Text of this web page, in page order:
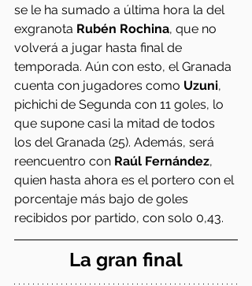
se le ha sumado a última hora la del
exgranota Rubén Rochina, que no
volverá a jugar hasta final de
temporada. Aún con esto, el Granada
cuenta con jugadores como Uzuni,
pichichi de Segunda con 11 goles, lo
que supone casi la mitad de todos
los del Granada (25). Además, será
reencuentro con Raúl Fernández,
quien hasta ahora es el portero con el
porcentaje más bajo de goles
recibidos por partido, con solo 0,43.
La gran final